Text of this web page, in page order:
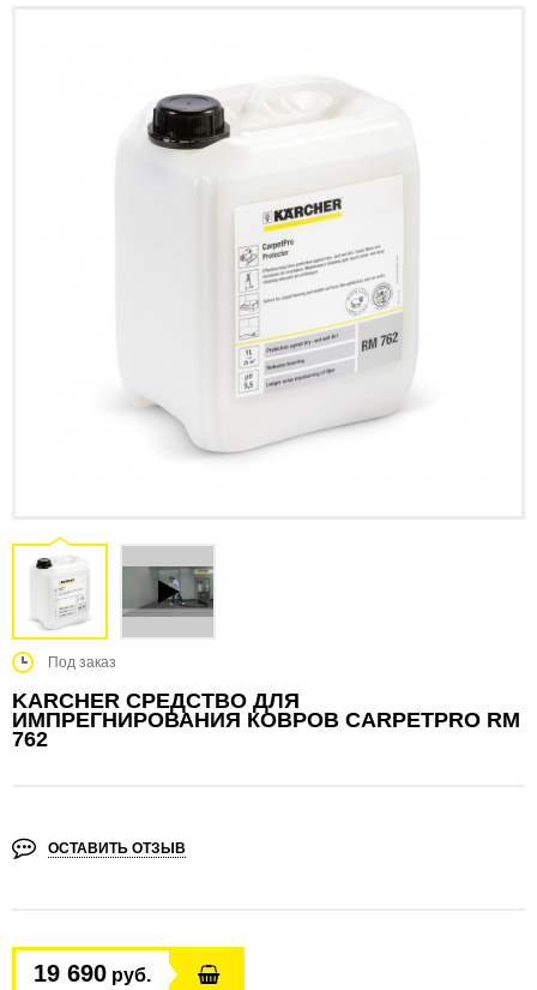
Под заказ
KARCHER СРЕДСТВО ДЛЯ
ИМПРЕГНИРОВАНИЯ КОВРОВ CARPETPRO RM
762
ОСТАВИТЬ ОТЗЫВ
19 690 руб.